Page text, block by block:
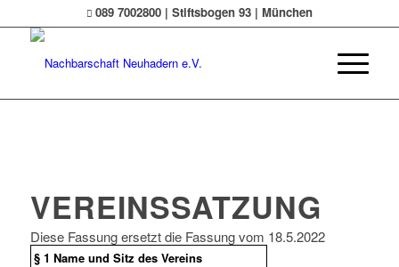
089 7002800 | Stiftsbogen 93 | München
VEREINSSATZUNG
Diese Fassung ersetzt die Fassung vom 18.5.2022
§ 1 Name und Sitz des Vereins